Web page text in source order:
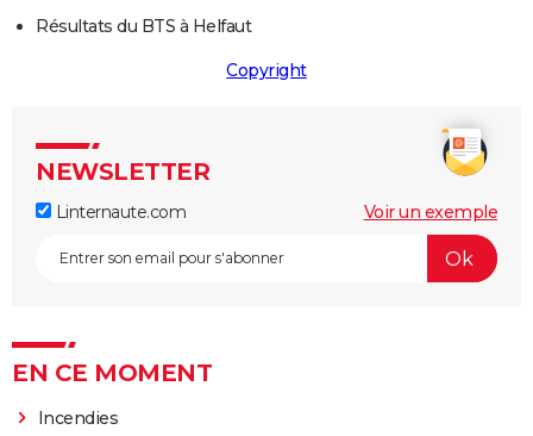
Résultats du BTS à Helfaut
Copyright
NEWSLETTER
Linternaute.com Voir un exemple
EN CE MOMENT
Incendies